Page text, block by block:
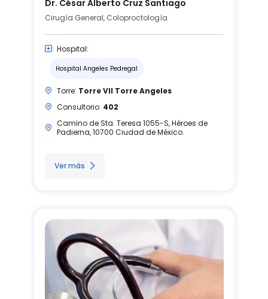
Dr. César Alberto Cruz Santiago
Cirugía General, Coloproctología
Hospital:
Hospital Angeles Pedregal
Torre: Torre VII Torre Angeles
Consultorio: 402
Camino de Sta. Teresa 1055-S, Héroes de
Padierna, 10700 Ciudad de México.
Ver más